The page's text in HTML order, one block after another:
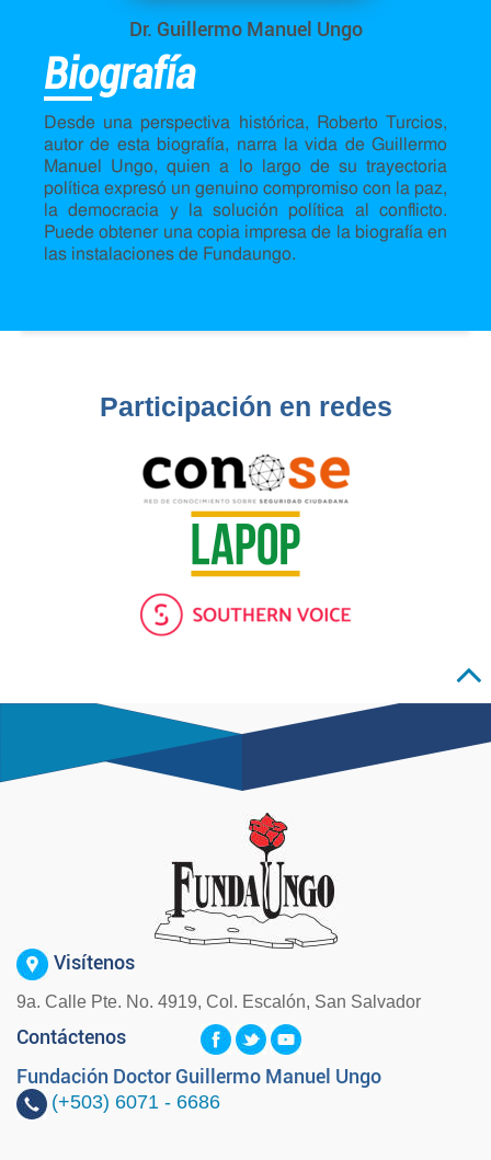
Dr. Guillermo Manuel Ungo
Biografía
Desde una perspectiva histórica, Roberto Turcios,
autor de esta biografía, narra la vida de Guillermo
Manuel Ungo, quien a lo largo de su trayectoria
política expresó un genuino compromiso con la paz,
la democracia y la solución política al conflicto.
Puede obtener una copia impresa de la biografía en
las instalaciones de Fundaungo.
Participación en redes
Visítenos
9a. Calle Pte. No. 4919, Col. Escalón, San Salvador
Contáctenos
Fundación Doctor Guillermo Manuel Ungo
(+503) 6071 - 6686